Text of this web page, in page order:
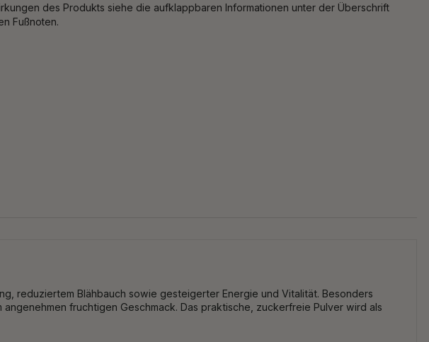
des Produkts siehe die aufklappbaren Informationen unter der Überschrift
Fußnoten.
reduziertem Blähbauch sowie gesteigerter Energie und Vitalität. Besonders
fruchtigen Geschmack. Das praktische, zuckerfreie Pulver wird als